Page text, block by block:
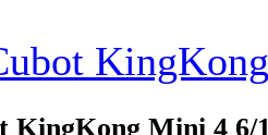
KingKong Mini 4 6/